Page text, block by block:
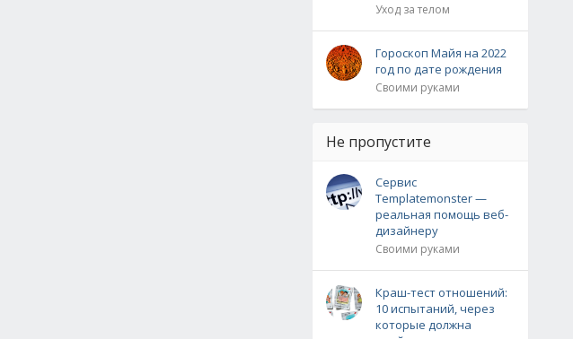
Уход за телом
Гороскоп Майя на 2022
год по дате рождения
Своими руками
Не пропустите
Сервис
Templatemonster —
реальная помощь веб-
дизайнеру
Своими руками
Краш-тест отношений:
10 испытаний, через
которые должна